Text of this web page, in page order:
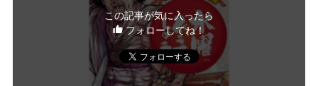
この記事が気に入ったら
フォローしてね！